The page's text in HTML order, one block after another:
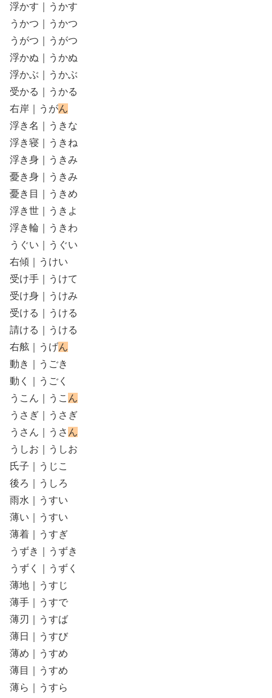
浮かす｜うかす
うかつ｜うかつ
うがつ｜うがつ
浮かぬ｜うかぬ
浮かぶ｜うかぶ
受かる｜うかる
右岸｜うがん
浮き名｜うきな
浮き寝｜うきね
浮き身｜うきみ
憂き身｜うきみ
憂き目｜うきめ
浮き世｜うきよ
浮き輪｜うきわ
うぐい｜うぐい
右傾｜うけい
受け手｜うけて
受け身｜うけみ
受ける｜うける
請ける｜うける
右舷｜うげん
動き｜うごき
動く｜うごく
うこん｜うこ ん
うさぎ｜うさぎ
うさん｜うさ ん
うしお｜うしお
氏子｜うじこ
後ろ｜うしろ
雨水｜うすい
薄い｜うすい
薄着｜うすぎ
うずき｜うずき
うずく｜うずく
薄地｜うすじ
薄手｜うすで
薄刃｜うすば
薄日｜うすび
薄め｜うすめ
薄目｜うすめ
薄ら｜うすら